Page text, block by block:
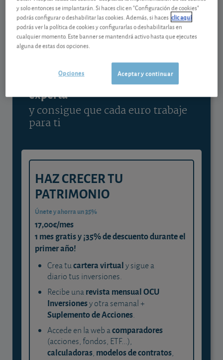
Ver detalladamente
Contenido reservado a SOCIOS
Gestiona tu dinero con visión
experta
y consigue que cada euro trabaje
para ti
HAZ CRECER TU
PATRIMONIO
Únete y ahorra un 35%
17,00€/mes
1 mes gratis y ¡35% de descuento durante el
primer año!
Crea tucartera virtualy sigue a
diario tus inversiones.
Recibe unarevista mensual OCU
Inversionesy otra semanal +
Suplemento de Acciones.
Accede en la web acomparadores
(acciones, fondos, ETF...),
calculadoras, modelos de contratos,
y solo entonces se implantarán. Si haces clic en "Configuración de cookies"
podrás configurar o deshabilitar las cookies. Además, si haces clic aquí
podrás ver la política de cookies y configurarlas o deshabilitarlas en
cualquier momento. Este banner se mantendrá activo hasta que ejecutes
alguna de estas dos opciones.
Aceptar y continuar
Opciones